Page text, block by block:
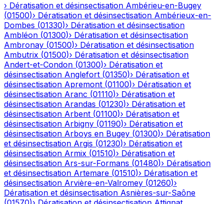
› Dératisation et désinsectisation Ambérieu-en-Bugey
(01500)› Dératisation et désinsectisation Ambérieux-en-
Dombes (01330)› Dératisation et désinsectisation
Ambléon (01300)› Dératisation et désinsectisation
Ambronay (01500)› Dératisation et désinsectisation
Ambutrix (01500)› Dératisation et désinsectisation
Andert-et-Condon (01300)› Dératisation et
désinsectisation Anglefort (01350)› Dératisation et
désinsectisation Apremont (01100)› Dératisation et
désinsectisation Aranc (01110)› Dératisation et
désinsectisation Arandas (01230)› Dératisation et
désinsectisation Arbent (01100)› Dératisation et
désinsectisation Arbigny (01190)› Dératisation et
désinsectisation Arboys en Bugey (01300)› Dératisation
et désinsectisation Argis (01230)› Dératisation et
désinsectisation Armix (01510)› Dératisation et
désinsectisation Ars-sur-Formans (01480)› Dératisation
et désinsectisation Artemare (01510)› Dératisation et
désinsectisation Arvière-en-Valromey (01260)›
Dératisation et désinsectisation Asnières-sur-Saône